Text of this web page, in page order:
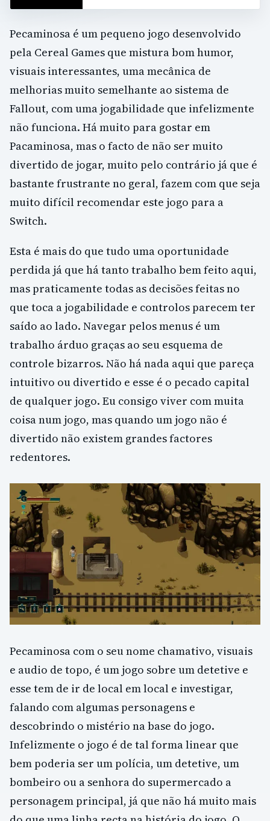
Pecaminosa é um pequeno jogo desenvolvido
pela Cereal Games que mistura bom humor,
visuais interessantes, uma mecânica de
melhorias muito semelhante ao sistema de
Fallout, com uma jogabilidade que infelizmente
não funciona. Há muito para gostar em
Pacaminosa, mas o facto de não ser muito
divertido de jogar, muito pelo contrário já que é
bastante frustrante no geral, fazem com que seja
muito difícil recomendar este jogo para a
Switch.
Esta é mais do que tudo uma oportunidade
perdida já que há tanto trabalho bem feito aqui,
mas praticamente todas as decisões feitas no
que toca a jogabilidade e controlos parecem ter
saído ao lado. Navegar pelos menus é um
trabalho árduo graças ao seu esquema de
controle bizarros. Não há nada aqui que pareça
intuitivo ou divertido e esse é o pecado capital
de qualquer jogo. Eu consigo viver com muita
coisa num jogo, mas quando um jogo não é
divertido não existem grandes factores
redentores.
Pecaminosa com o seu nome chamativo, visuais
e audio de topo, é um jogo sobre um detetive e
esse tem de ir de local em local e investigar,
falando com algumas personagens e
descobrindo o mistério na base do jogo.
Infelizmente o jogo é de tal forma linear que
bem poderia ser um polícia, um detetive, um
bombeiro ou a senhora do supermercado a
personagem principal, já que não há muito mais